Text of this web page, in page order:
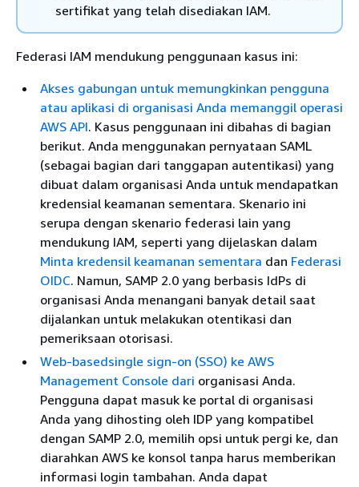
sertifikat yang telah disediakan IAM.
Federasi IAM mendukung penggunaan kasus ini:
Akses gabungan untuk memungkinkan pengguna
atau aplikasi di organisasi Anda memanggil operasi
AWS API. Kasus penggunaan ini dibahas di bagian
berikut. Anda menggunakan pernyataan SAML
(sebagai bagian dari tanggapan autentikasi) yang
dibuat dalam organisasi Anda untuk mendapatkan
kredensial keamanan sementara. Skenario ini
serupa dengan skenario federasi lain yang
mendukung IAM, seperti yang dijelaskan dalam
Minta kredensil keamanan sementara dan Federasi
OIDC. Namun, SAMP 2.0 yang berbasis IdPs di
organisasi Anda menangani banyak detail saat
dijalankan untuk melakukan otentikasi dan
pemeriksaan otorisasi.
Web-basedsingle sign-on (SSO) ke AWS
Management Console dari organisasi Anda.
Pengguna dapat masuk ke portal di organisasi
Anda yang dihosting oleh IDP yang kompatibel
dengan SAMP 2.0, memilih opsi untuk pergi ke, dan
diarahkan AWS ke konsol tanpa harus memberikan
informasi login tambahan. Anda dapat